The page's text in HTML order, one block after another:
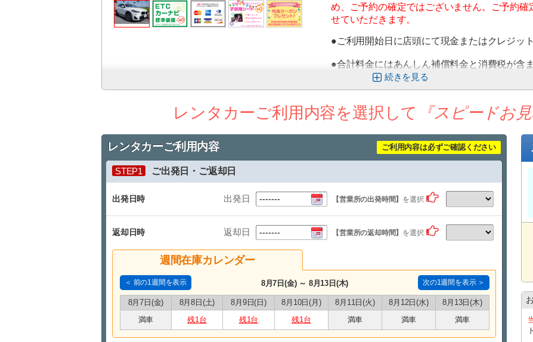
め、ご予約の確定ではございません。ご予約
せていただきます。
●ご利用開始日に店頭にて現金またはクレジッ
●合計料金にはあんしん補償料金と消費税が含
あんしん補償は、万一の事故時に発生しうる
る補償制度です。
●ご予約完了時、予約完了メールが届きますが
メールが届かない場合にはお電話にてご連絡を
お電話でもご連絡がつかなく、最終確認が取
ただく場合がございますのでご了承ください。
●空港送迎をご利用のお客様は、空港内でのお
ーダイヤル0120-34-0088までお電話お願いい
●ホテル配車、深夜便対応、ゴルフクラブセッ
●ご指定の車両に関しまして、万が一事故や破
できなくなった場合には、同等クラスまたは
く場合がございますので、予めご了承下さい。
​●予約取り消し時には下記の手数料が発生いた
続きを
レンタカーご利用内容を選択して 『スピードお見
レンタカーご利用内容 ご利用内容は必ずご確認ください
STEP1 ご出発日・ご返却日
出発日時 出発日 【営業所の出発時間】 を選択
返却日時 返却日 【営業所の返却時間】 を選択
週間在庫カレンダー
＜ 前の1週間を表示 次の1週間を表示 ＞
8月7日(金) ～ 8月13日(木)
8月7日(金) 8月8日(土) 8月9日(日) 8月10日(月) 8月11日(火) 8月12日(水)
8月13日(木)
満車
残1台 残1台 残1台 満車 満車 満車